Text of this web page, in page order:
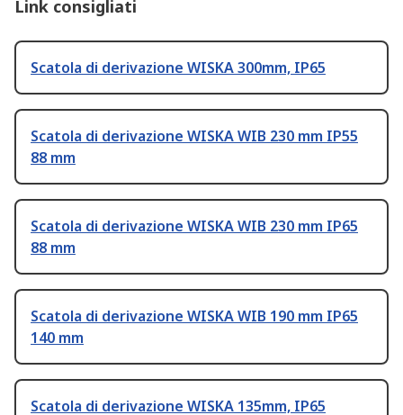
Link consigliati
Scatola di derivazione WISKA 300mm, IP65
Scatola di derivazione WISKA WIB 230 mm IP55
88 mm
Scatola di derivazione WISKA WIB 230 mm IP65
88 mm
Scatola di derivazione WISKA WIB 190 mm IP65
140 mm
Scatola di derivazione WISKA 135mm, IP65